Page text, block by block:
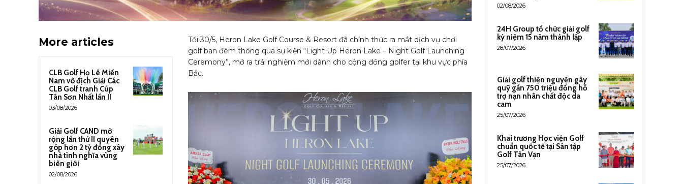
More articles
CLB Golf Họ Lê Miền
Nam vô địch Giải Các
CLB Golf tranh Cúp
Tân Sơn Nhất lần II
03/08/2026
Giải Golf CAND mở
rộng lần thứ II quyên
góp hơn 2 tỷ đồng xây
nhà tình nghĩa vùng
biên giới
02/08/2026
Tối 30/5, Heron Lake Golf Course & Resort đã chính thức ra mắt dịch vụ chơi
golf ban đêm thông qua sự kiện “Light Up Heron Lake – Night Golf Launching
Ceremony”, mở ra trải nghiệm mới dành cho cộng đồng golfer tại khu vực phía
Bắc.
02/08/2026
24H Group tổ chức giải golf
kỷ niệm 15 năm thành lập
28/07/2026
Giải golf thiện nguyện gây
quỹ gần 750 triệu đồng hỗ
trợ nạn nhân chất độc da
cam
25/07/2026
Khai trương Học viện Golf
chuẩn quốc tế tại Sân tập
Golf Tân Vạn
25/07/2026